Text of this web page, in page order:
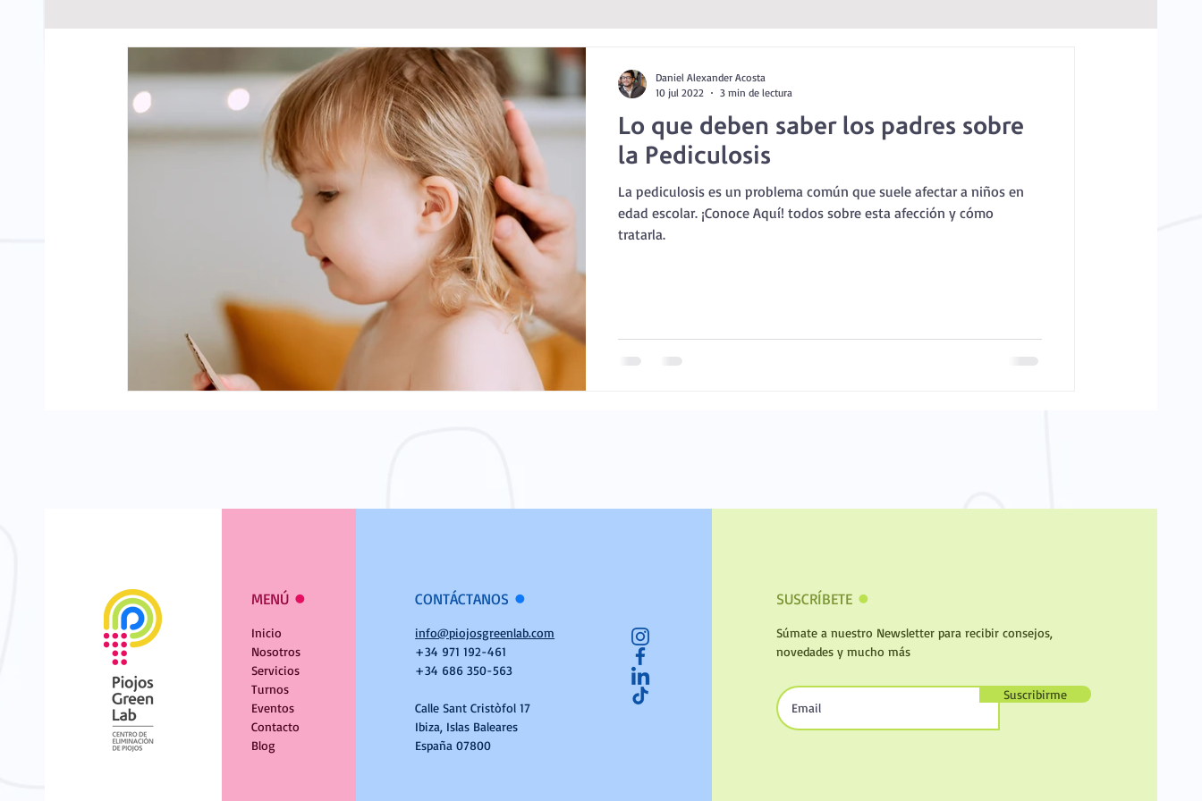
Lo que deben saber los padres sobre
la Pediculosis
La pediculosis es un problema común que suele afectar a niños en
edad escolar. ¡Conoce Aquí! todos sobre esta afección y cómo
tratarla.
Daniel Alexander Acosta
10 jul 2022
3 min de lectura
MENÚ l
Inicio
Nosotros
Servicios
Turnos
Eventos
Contacto
Blog
CONTÁCTANOS l
info@piojosgreenlab.com
+34 971 192-461
+34 686 350-563
Calle Sant Cristòfol 17
Ibiza, Islas Baleares
España 07800
SUSCRÍBETE l
Súmate a nuestro Newsletter para recibir consejos,
novedades y mucho más
Suscribirme